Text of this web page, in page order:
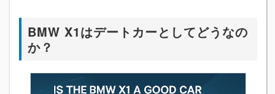
BMW X1はデートカーとしてどうなの
か？